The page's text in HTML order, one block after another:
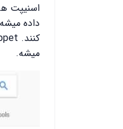
اسنیپت
داده
میشه.